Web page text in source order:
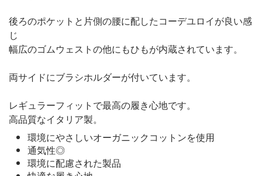
後ろのポケットと片側の腰に配したコーデユロイが良い感
じ
幅広のゴムウェストの他にもひもが内蔵されています。
両サイドにブラシホルダーが付いています。
レギュラーフィットで最高の履き心地です。
高品質なイタリア製。
環境にやさしいオーガニックコットンを使用
通気性◎
環境に配慮された製品